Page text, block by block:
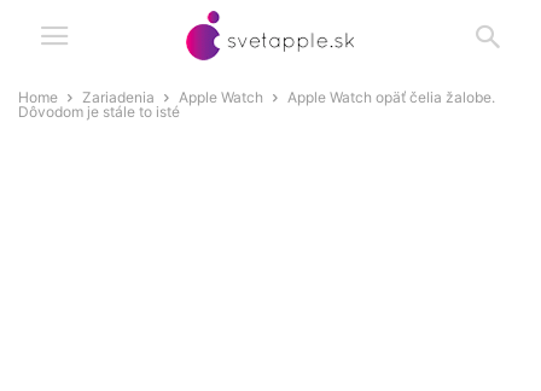
Home Zariadenia Apple Watch
Apple Watch opäť čelia žalobe.
Dôvodom je stále to isté